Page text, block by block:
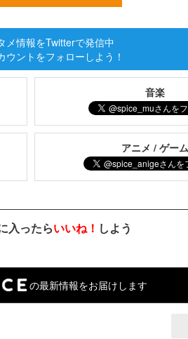
メ情報をTwitterで発信中
ウントをフォローしよう！
音楽
アニメ / ゲー
入ったらいいね！ しよう
の最新情報をお届けします